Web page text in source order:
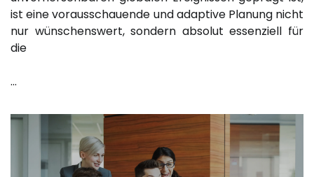
ist eine vorausschauende und adaptive Planung nicht
nur wünschenswert, sondern absolut essenziell für
die
…